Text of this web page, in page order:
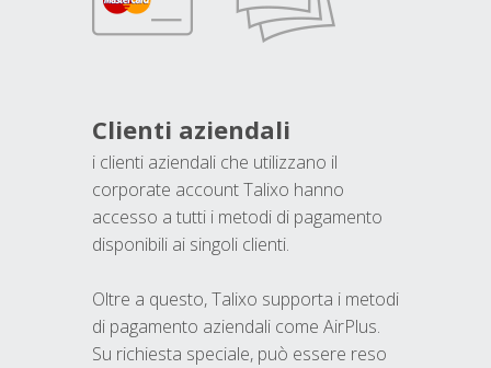
Clienti aziendali
i clienti aziendali che utilizzano il
corporate account Talixo hanno
accesso a tutti i metodi di pagamento
disponibili ai singoli clienti.
Oltre a questo, Talixo supporta i metodi
di pagamento aziendali come AirPlus.
Su richiesta speciale, può essere reso